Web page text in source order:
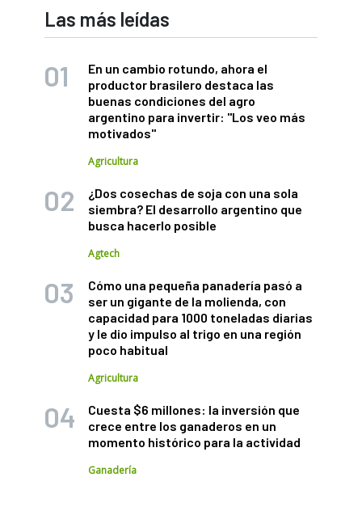
Las más leídas
En un cambio rotundo, ahora el
productor brasilero destaca las
buenas condiciones del agro
argentino para invertir: "Los veo más
motivados"
Agricultura
¿Dos cosechas de soja con una sola
siembra? El desarrollo argentino que
busca hacerlo posible
Agtech
Cómo una pequeña panadería pasó a
ser un gigante de la molienda, con
capacidad para 1000 toneladas diarias
y le dio impulso al trigo en una región
poco habitual
Agricultura
Cuesta $6 millones: la inversión que
crece entre los ganaderos en un
momento histórico para la actividad
Ganadería